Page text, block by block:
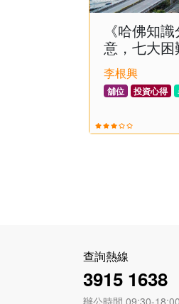
《哈佛知
意，七大
(6)
李根興
舖位 投資心得
查詢熱線
3915 1638
辦公時間 09:30-